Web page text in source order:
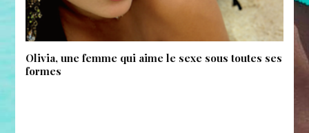
Olivia, une femme qui aime le sexe sous toutes ses
formes